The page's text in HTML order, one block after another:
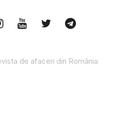
de afaceri din România